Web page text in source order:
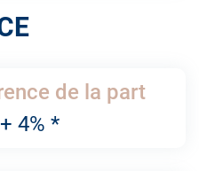
de la part
4% *